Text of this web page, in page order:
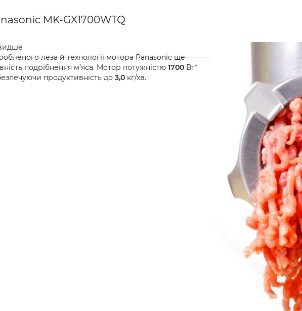
MK-GX1700WTQ
леза й технології мотора Panasonic ще
подрібнення м’яса. Мотор потужністю 1700 Вт*
продуктивність до 3,0 кг/хв.